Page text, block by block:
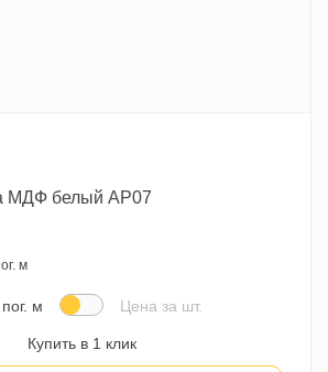
МДФ белый AP07
м
м Цена за шт.
Купить в 1 клик